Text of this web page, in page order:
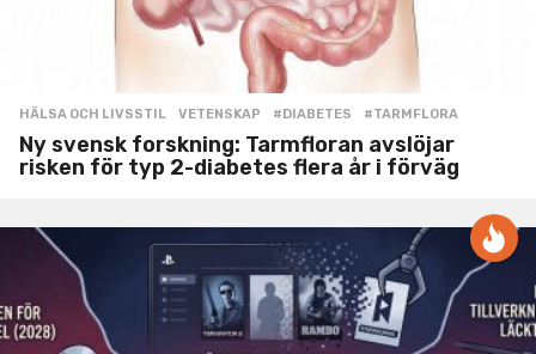
HÄLSA OCH LIVSSTIL ,VETENSKAP #DIABETES ,#TARMFLORA
Ny svensk forskning: Tarmfloran avslöjar
risken för typ 2-diabetes flera år i förväg